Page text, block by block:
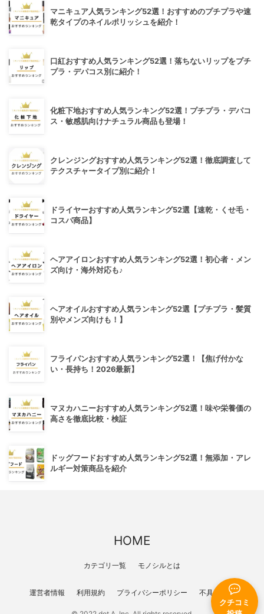
クチコミ
マニキュア人気ランキング52選！おすすめのプチプラや速
乾タイプのネイルポリッシュを紹介！
口紅おすすめ人気ランキング52選！落ちないリップをプチ
プラ・デパコス別に紹介！
化粧下地おすすめ人気ランキング52選！プチプラ・デパコ
ス・敏感肌向けナチュラル商品も登場！
クレンジングおすすめ人気ランキング52選！徹底調査して
テクスチャータイプ別に紹介！
ドライヤーおすすめ人気ランキング52選【速乾・くせ毛・
コスパ商品】
ヘアアイロンおすすめ人気ランキング52選！初心者・メン
ズ向け・海外対応も♪
ヘアオイルおすすめ人気ランキング52選【プチプラ・髪質
別やメンズ向けも！】
フライパンおすすめ人気ランキング52選！【焦げ付かな
い・長持ち！2026最新】
マヌカハニーおすすめ人気ランキング52選！味や栄養価の
高さを徹底比較・検証
ドッグフードおすすめ人気ランキング52選！無添加・アレ
ルギー対策商品を紹介
HOME
カテゴリ一覧 モノシルとは
運営者情報 利用規約 プライバシーポリシー 不具合報告